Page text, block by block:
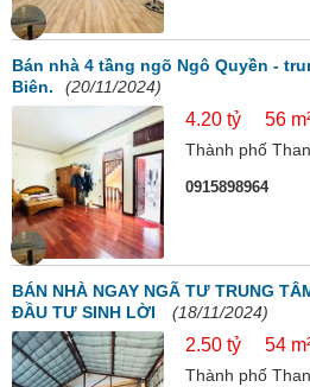
Bán nhà 4 tầng ngõ Ngô Quyền -
Biên.
(20/11/2024)
4.20 tỷ 56
Thành phố
0915898964
BÁN NHÀ NGAY NGÃ TƯ TRUNG
ĐẦU TƯ SINH LỜI
(18/11/2024)
2.50 tỷ 54
Thành phố